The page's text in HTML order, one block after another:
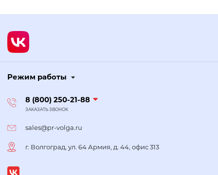
Режим работы
8 (800) 250-21-88
ЗАКАЗАТЬ ЗВОНОК
sales@pr-volga.ru
г. Волгоград, ул. 64 Армия, д. 44, офис 313